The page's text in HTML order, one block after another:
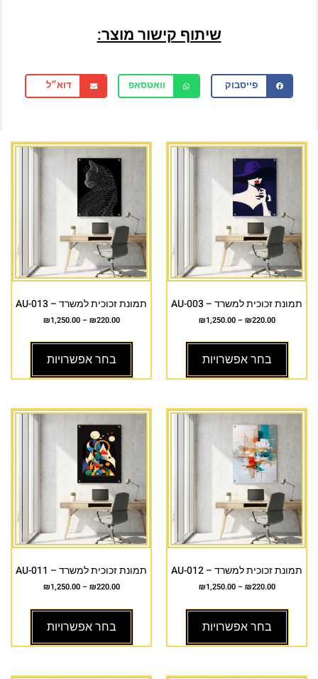
שיתוף קישור מוצר:
פייסבוק וואטסאפ דוא״ל
תמונת זכוכית למשרד – AU-003
₪220.00
–
₪1,250.00
בחר אפשרויות
תמונת זכוכית למשרד – AU-013
₪220.00
–
₪1,250.00
בחר אפשרויות
תמונת זכוכית למשרד – AU-012
₪220.00
–
₪1,250.00
בחר אפשרויות
תמונת זכוכית למשרד – AU-011
₪220.00
–
₪1,250.00
בחר אפשרויות